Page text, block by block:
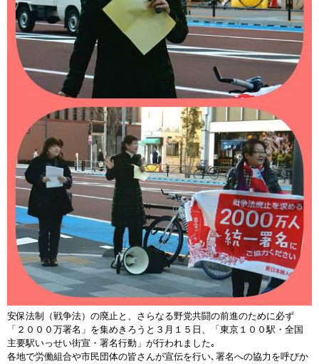
安保法制（戦争法）の廃止と、さらなる野党共闘の前進のために必ず
「２０００万署名」を集めきろうと３月１５日、「東京１００駅・全国
主要駅いっせい街宣・署名行動」が行われました｡
各地で労働組合や市民団体の皆さんが宣伝を行い､署名への協力を呼びか